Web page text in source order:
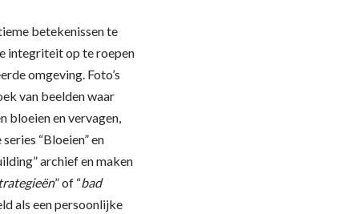
betekenissen te
integriteit op te roepen
omgeving. Foto’s
van beelden waar
bloeien en vervagen,
“Bloeien” en
archief en maken
” of “bad
als een persoonlijke